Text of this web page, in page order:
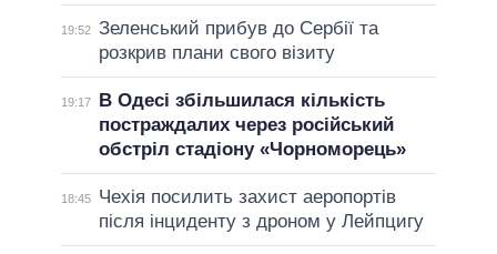
19:52 Зеленський прибув до Сербії та
розкрив плани свого візиту
19:17
В Одесі збільшилася кількість
постраждалих через російський
обстріл стадіону «Чорноморець»
18:45
Чехія посилить захист аеропортів
після інциденту з дроном у Лейпцигу